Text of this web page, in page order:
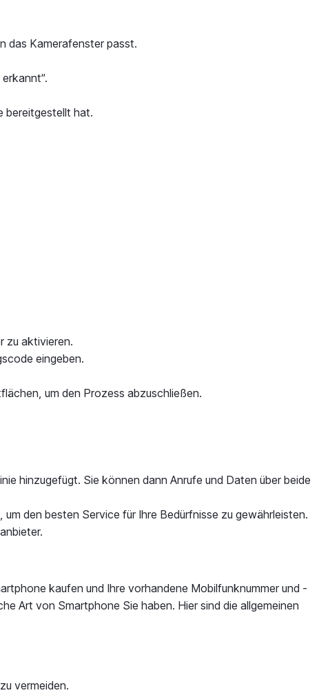
das Kamerafenster passt.
bereitgestellt hat.
zu aktivieren.
eingeben.
um den Prozess abzuschließen.
hinzugefügt. Sie können dann Anrufe und Daten über beide
den besten Service für Ihre Bedürfnisse zu gewährleisten.
kaufen und Ihre vorhandene Mobilfunknummer und -
Art von Smartphone Sie haben. Hier sind die allgemeinen
vermeiden.